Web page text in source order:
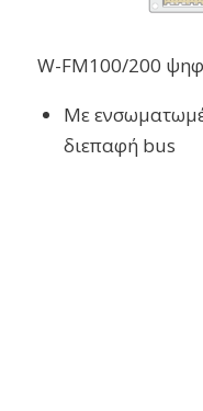
W-FM100/200
Με
διεπαφή bus